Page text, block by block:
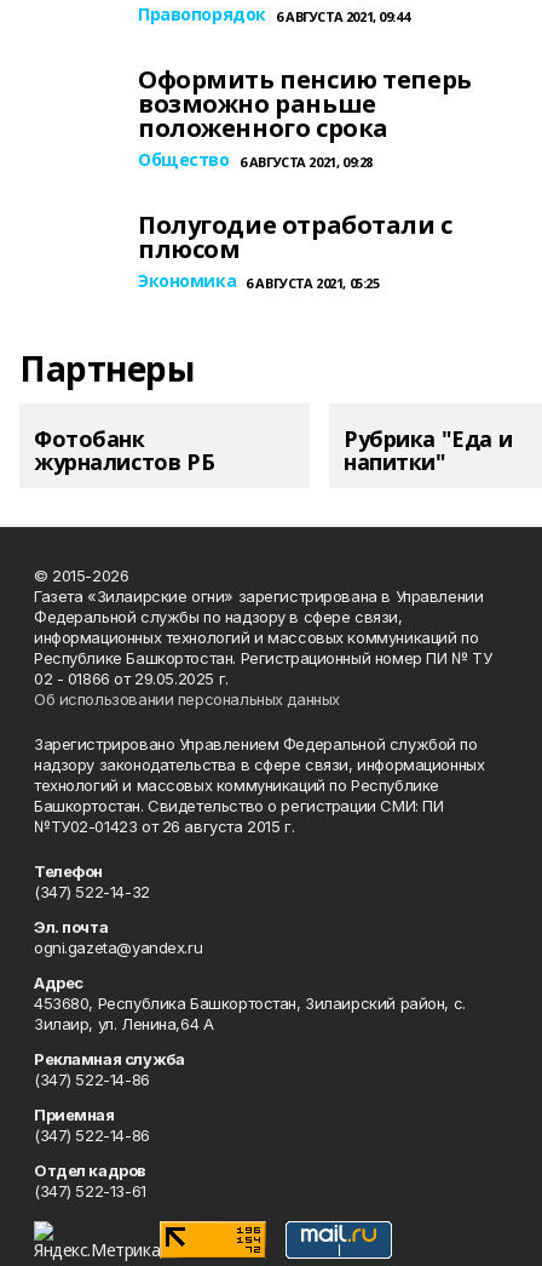
Правопорядок 6 АВГУСТА 2021, 09:44
Оформить пенсию теперь
возможно раньше
положенного срока
Общество 6 АВГУСТА 2021, 09:28
Полугодие отработали с
плюсом
Экономика 6 АВГУСТА 2021, 05:25
Партнеры
Фотобанк
журналистов РБ
Рубрика "Еда и
напитки"
© 2015-2026
Газета «Зилаирские огни» зарегистрирована в Управлении
Федеральной службы по надзору в сфере связи,
информационных технологий и массовых коммуникаций по
Республике Башкортостан. Регистрационный номер ПИ № ТУ
02 - 01866 от 29.05.2025 г.
Об использовании персональных данных
Зарегистрировано Управлением Федеральной службой по
надзору законодательства в сфере связи, информационных
технологий и массовых коммуникаций по Республике
Башкортостан. Свидетельство о регистрации СМИ: ПИ
№ТУ02-01423 от 26 августа 2015 г.
Телефон
(347) 522-14-32
Эл. почта
ogni.gazeta@yandex.ru
Адрес
453680, Республика Башкортостан, Зилаирский район, с.
Зилаир, ул. Ленина,64 А
Рекламная служба
(347) 522-14-86
Приемная
(347) 522-14-86
Отдел кадров
(347) 522-13-61